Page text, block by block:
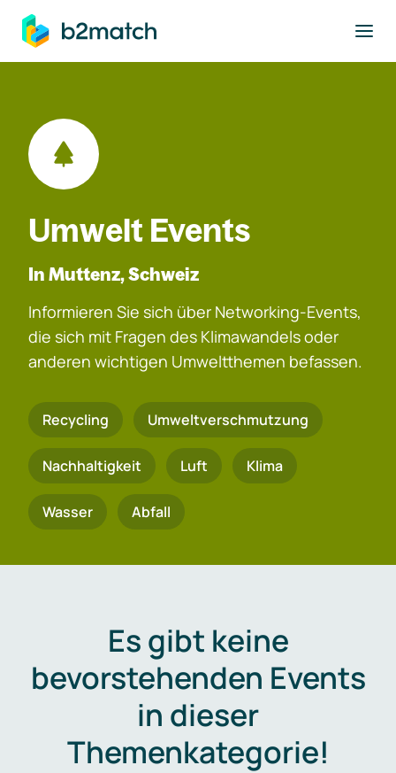
springen
Umwelt Events
In Muttenz, Schweiz
Informieren Sie sich über Networking-Events,
die sich mit Fragen des Klimawandels oder
anderen wichtigen Umweltthemen befassen.
Recycling Umweltverschmutzung
Nachhaltigkeit Luft Klima
Wasser Abfall
Es gibt keine
bevorstehenden Events
in dieser
Themenkategorie!